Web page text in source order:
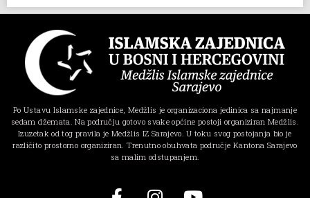
Po Ustavu Islamske zajednice, Medžlis je organizaciona jedinica sa najmanje
sedam džemata. Na području gotovo svake općine postoji organiziran Medžlis.
Izuzetak od tog pravila je Medžlis IZ Sarajevo. U toku svog postojanja bio je
različito prostorno organiziran. Trenutno obuhvata područje Kantona Sarajevo
sa malim odstupanjem.